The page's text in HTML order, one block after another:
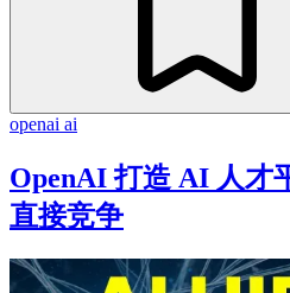
openai ai
OpenAI 打造 AI 人才
直接竞争